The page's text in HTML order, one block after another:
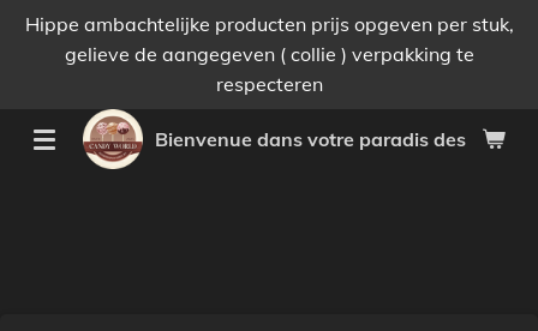
Passer
principal
Bienvenue dans votre paradis des
Hippe ambachtelijke producten prijs opgeven per stuk,
gelieve de aangegeven ( collie ) verpakking te
respecteren